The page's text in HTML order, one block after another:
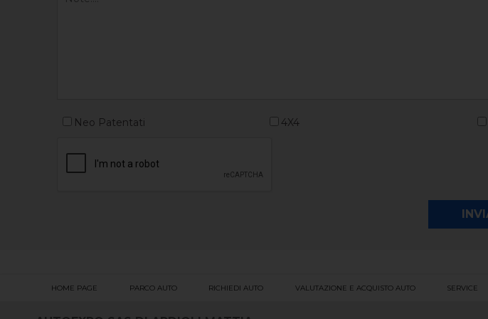
Neo Patentati 4X4
HOME PAGE PARCO AUTO RICHIEDI AUTO VALUTAZIONE E ACQUISTO AUTO SERVICE